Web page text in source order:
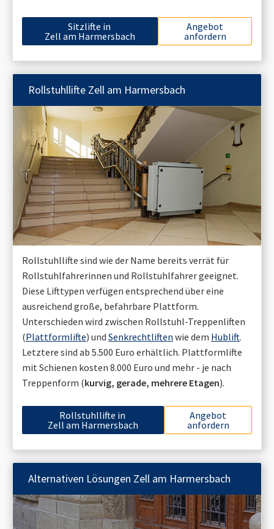
Sitzlifte in
Zell am Harmersbach
Angebot
anfordern
Rollstuhllifte Zell am Harmersbach
Rollstuhllifte sind wie der Name bereits verrät für
Rollstuhlfahrerinnen und Rollstuhlfahrer geeignet.
Diese Lifttypen verfügen entsprechend über eine
ausreichend große, befahrbare Plattform.
Unterschieden wird zwischen Rollstuhl-Treppenliften
(Plattformlifte) und Senkrechtliften wie dem Hublift.
Letztere sind ab 5.500 Euro erhältlich. Plattformlifte
mit Schienen kosten 8.000 Euro und mehr - je nach
Treppenform (kurvig, gerade, mehrere Etagen).
Rollstuhllifte in
Zell am Harmersbach
Angebot
anfordern
Alternativen Lösungen Zell am Harmersbach